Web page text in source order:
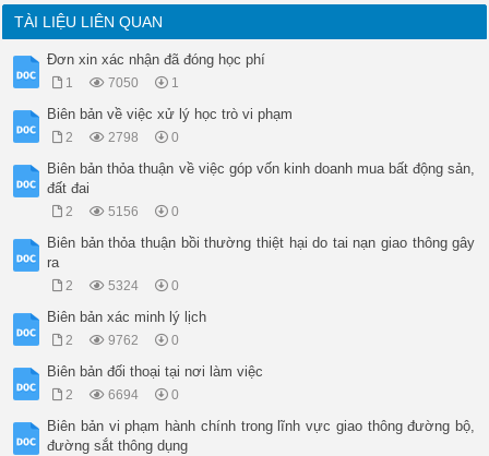
Điều 3: Cam kết của hai Bên
Bên B cam kết hoàn toàn tự nguyện chi trả số tiền như
Bên A cam kết đã nhận đủ số tiền bồi thường tổn thất vật
Đại diện Bên A	Đại diện Bên B
.	.
TÀI LIỆU LIÊN QUAN
Đơn xin xác nhận đã đóng học phí
1 7050 1
Biên bản về việc xử lý học trò vi phạm
2 2798 0
Biên bản thỏa thuận về việc góp vốn kinh doanh mua bất động sản,
đất đai
2 5156 0
Biên bản thỏa thuận bồi thường thiệt hại do tai nạn giao thông gây
ra
2 5324 0
Biên bản xác minh lý lịch
2 9762 0
Biên bản đối thoại tại nơi làm việc
2 6694 0
Biên bản vi phạm hành chính trong lĩnh vực giao thông đường bộ,
đường sắt thông dụng